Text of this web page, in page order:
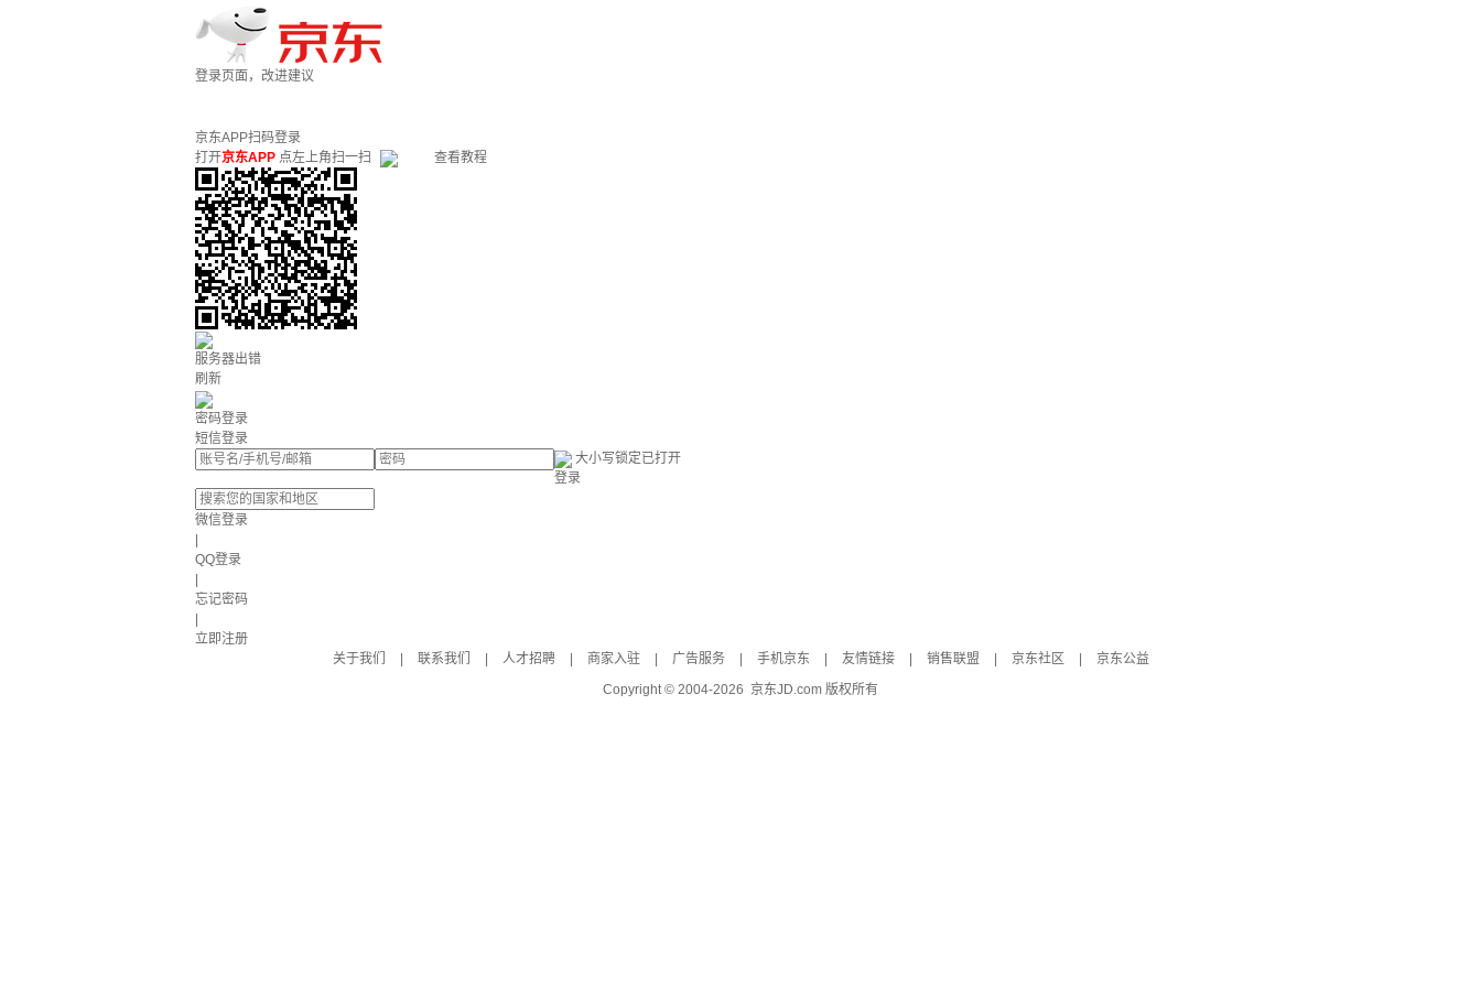
登录页面，改进建议
京东APP扫码登录
打开京东APP 点左上角扫一扫 查看教程
服务器出错
刷新
密码登录
短信登录
大小写锁定已打开
登录
微信登录
QQ登录
忘记密码
立即注册
关于我们
联系我们 人才招聘 商家入驻 广告服务 手机京东 友情链接 销售联盟 京东社区
京东公益
Copyright © 2004-2026 京东JD.com 版权所有